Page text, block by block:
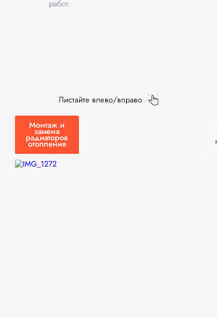
работ.
Листайте влево/вправо
Монтаж и
замена
радиаторов
отопления